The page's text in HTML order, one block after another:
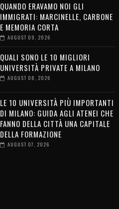
QUANDO ERAVAMO NOI GLI
IMMIGRATI: MARCINELLE, CARBONE
E MEMORIA CORTA
AUGUST 09, 2026
QUALI SONO LE 10 MIGLIORI
UNIVERSITÀ PRIVATE A MILANO
AUGUST 08, 2026
LE 10 UNIVERSITÀ PIÙ IMPORTANTI
DI MILANO: GUIDA AGLI ATENEI CHE
FANNO DELLA CITTÀ UNA CAPITALE
DELLA FORMAZIONE
AUGUST 07, 2026